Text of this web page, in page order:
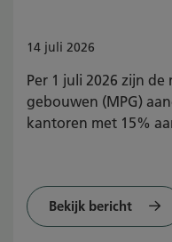
14 juli 2026
Per 1 juli 2026 zijn
gebouwen (MPG)
kantoren met 15%
Bekijk bericht